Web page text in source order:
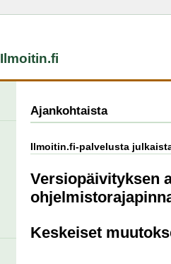
Ilmoitin.fi
Ajankohtaista
Ilmoitin.fi-palvelusta
Versiopäivityksen
Keskeiset